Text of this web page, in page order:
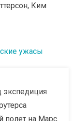
Ким
ужасы
экспедиция
полет на Марс.